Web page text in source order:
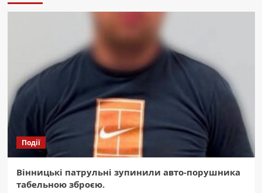
Події
Вінницькі патрульні зупинили авто-порушника
табельною зброєю.